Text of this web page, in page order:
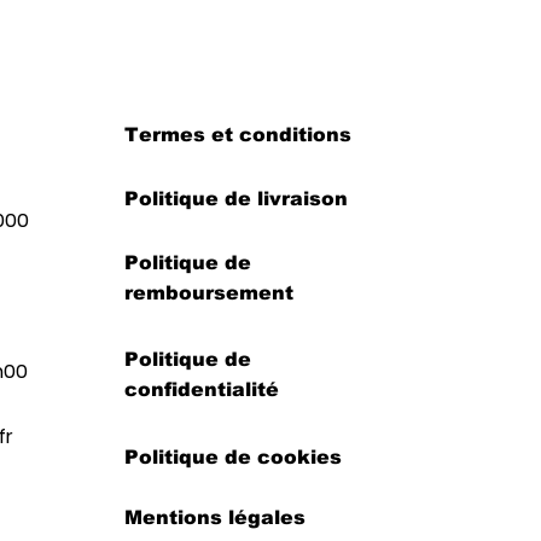
Termes et conditions
Politique de livraison
Politique de
remboursement
Politique de
confidentialité
Politique de cookies
Mentions légales